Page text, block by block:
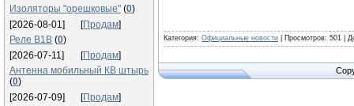
Изоляторы "орешковые" (0)
[2026-08-01]
[Продам]
Реле В1В (0)
[2026-07-11]
[Продам]
Антенна мобильный КВ штырь
(0)
[2026-07-09]
[Продам]
Категория: Официальные новости Просмотров: 501